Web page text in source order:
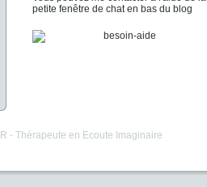
petite fenêtre de chat en bas du blog
- Thérapeute en Ecoute Imaginaire